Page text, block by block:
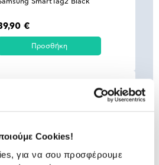
Cookies!
για να σου προσφέρουμε
€
Προσθήκη
Samsung Φορτιστής GaN 1 Θέσης
€
Προσθήκη